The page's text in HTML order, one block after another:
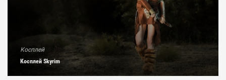
Косплей
Косплей Skyrim